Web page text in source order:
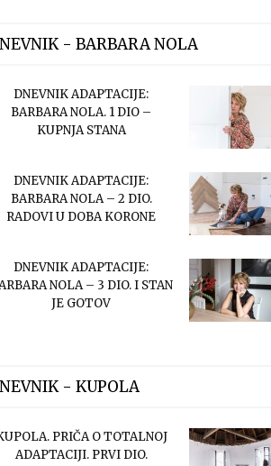
- BARBARA NOLA
DNEVNIK ADAPTACIJE:
BARBARA NOLA. 1 DIO –
KUPNJA STANA
DNEVNIK ADAPTACIJE:
BARBARA NOLA – 2 DIO.
RADOVI U DOBA KORONE
DNEVNIK ADAPTACIJE:
NOLA – 3 DIO. I STAN
JE GOTOV
- KUPOLA
PRIČA O TOTALNOJ
ADAPTACIJI. PRVI DIO.